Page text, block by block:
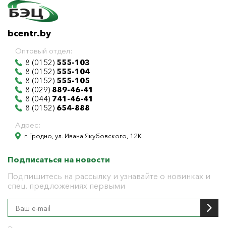
bcentr.by
Оптовый отдел:
8 (0152) 555-103
8 (0152) 555-104
8 (0152) 555-105
8 (029) 889-46-41
8 (044) 741-46-41
8 (0152) 654-888
Адрес:
г. Гродно, ул. Ивана Якубовского, 12К
Подписаться на новости
Подпишитесь на рассылку и узнавайте о новинках и
спец. предложениях первыми